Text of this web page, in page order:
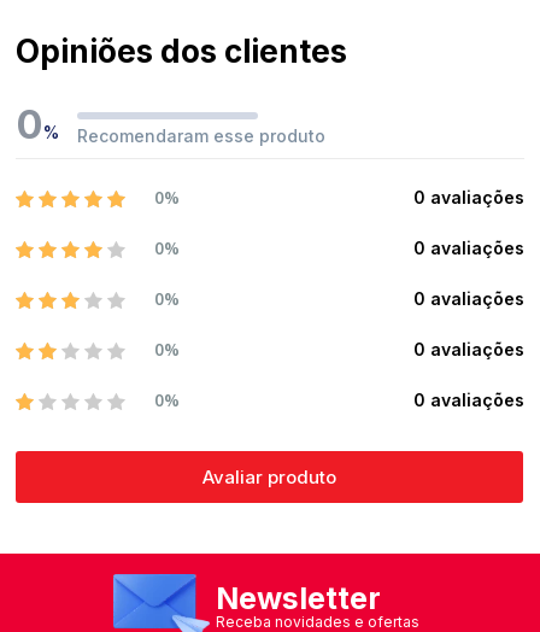
Opiniões dos clientes
0% Recomendaram esse produto
0% 0 avaliações
0% 0 avaliações
0% 0 avaliações
0% 0 avaliações
0% 0 avaliações
Avaliar produto
Newsletter
Receba novidades e ofertas